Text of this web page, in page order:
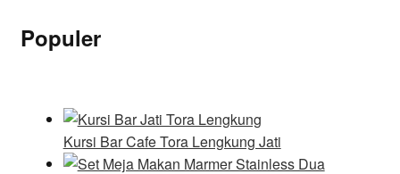
Populer
Kursi Bar Cafe Tora Lengkung Jati